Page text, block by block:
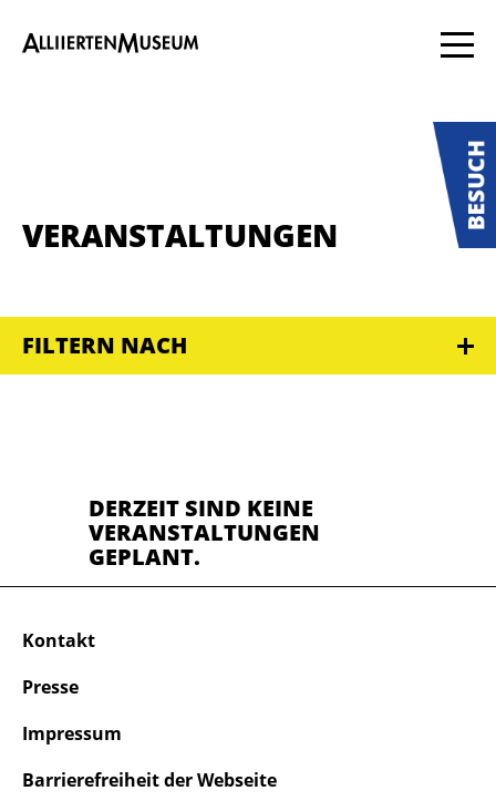
VERANSTALTUNGEN
FILTERN NACH
DERZEIT SIND KEINE
VERANSTALTUNGEN
GEPLANT.
Kontakt
Presse
Impressum
Barrierefreiheit der Webseite